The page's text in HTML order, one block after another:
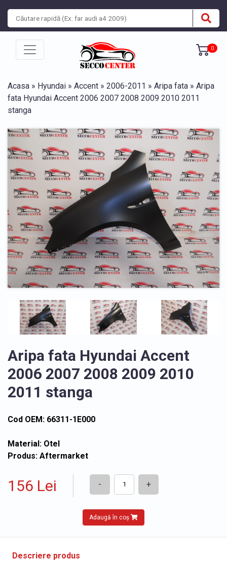
0
Acasa » Hyundai » Accent » 2006-2011 » Aripa fata » Aripa
fata Hyundai Accent 2006 2007 2008 2009 2010 2011
stanga
Aripa fata Hyundai Accent
2006 2007 2008 2009 2010
2011 stanga
Cod OEM: 66311-1E000
Material: Otel
Produs: Aftermarket
156 Lei - +
Adaugă în coș
Descriere produs